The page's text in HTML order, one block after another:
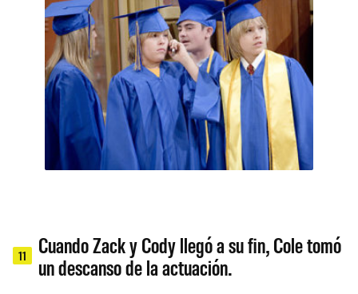
11
Cuando Zack y Cody llegó a su fin, Cole tomó
un descanso de la actuación.